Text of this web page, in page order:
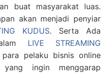
buat masyarakat luas.
akan menjadi penyiar
KUDUS. Serta Ada
LIVE STREAMING
pelaku bisnis online
ingin menggarap